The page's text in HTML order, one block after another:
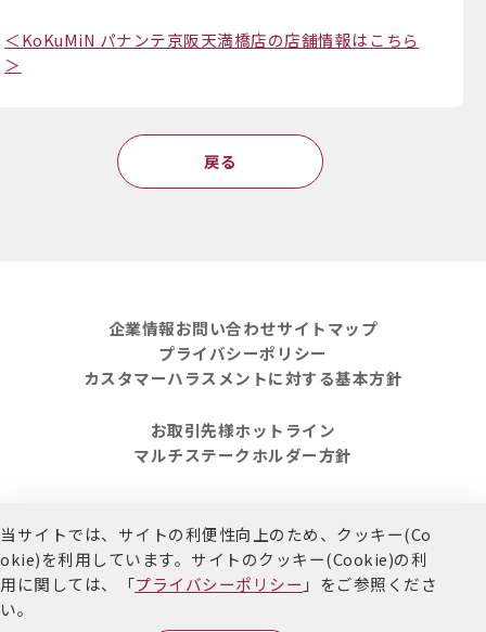
当サイトでは、サイトの利便性向上のため、クッキー(Co
okie)を利用しています。 サイトのクッキー(Cookie)の利
用に関しては、「プライバシーポリシー 」をご参照くださ
い。
＜KoKuMiN パナンテ京阪天満橋店の店舗情報はこちら
＞
戻る
企業情報お問い合わせサイトマップ
プライバシーポリシー
カスタマーハラスメントに対する基本方針
お取引先様ホットライン
マルチステークホルダー方針
Copyright Kokumin Co.,LTD. All Rights Reserved.